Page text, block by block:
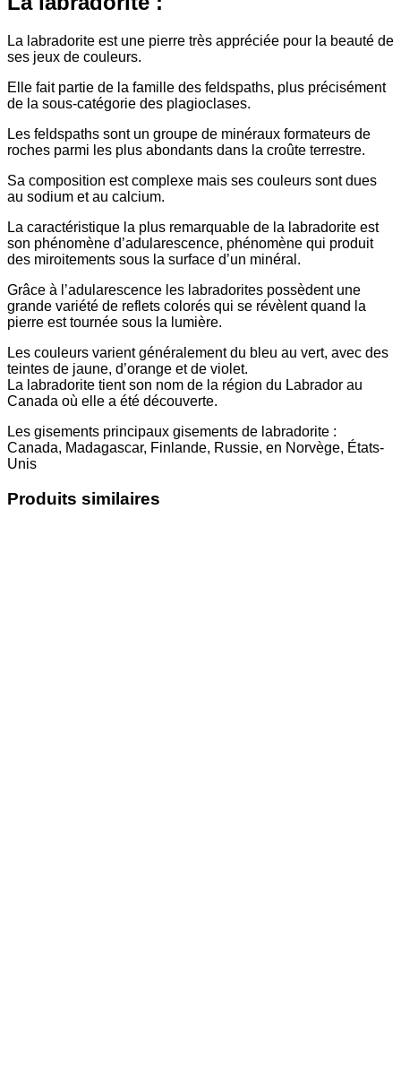
La labradorite est une pierre très appréciée pour la beauté de
ses jeux de couleurs.
Elle fait partie de la famille des feldspaths, plus précisément
de la sous-catégorie des plagioclases.
Les feldspaths sont un groupe de minéraux formateurs de
roches parmi les plus abondants dans la croûte terrestre.
Sa composition est complexe mais ses couleurs sont dues
au sodium et au calcium.
La caractéristique la plus remarquable de la labradorite est
son phénomène d’adularescence, phénomène qui produit
des miroitements sous la surface d’un minéral.
Grâce à l’adularescence les labradorites possèdent une
grande variété de reflets colorés qui se révèlent quand la
pierre est tournée sous la lumière.
Les couleurs varient généralement du bleu au vert, avec des
teintes de jaune, d’orange et de violet.
La labradorite tient son nom de la région du Labrador au
Canada où elle a été découverte.
Les gisements principaux gisements de labradorite :
Canada, Madagascar, Finlande, Russie, en Norvège, États-
Unis
Produits similaires